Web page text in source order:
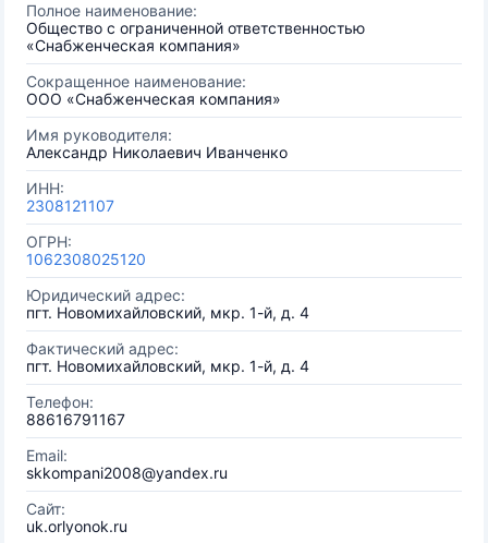
Полное наименование:
Общество с ограниченной ответственностью
«Снабженческая компания»
Сокращенное наименование:
ООО «Снабженческая компания»
Имя руководителя:
Александр Николаевич Иванченко
ИНН:
2308121107
ОГРН:
1062308025120
Юридический адрес:
пгт. Новомихайловский, мкр. 1-й, д. 4
Фактический адрес:
пгт. Новомихайловский, мкр. 1-й, д. 4
Телефон:
88616791167
Email:
skkompani2008@yandex.ru
Сайт:
uk.orlyonok.ru